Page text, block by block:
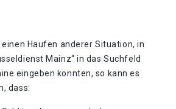
einen Haufen anderer Situation, in
Mainz“ in das Suchfeld
eingeben könnten, so kann es
dass: